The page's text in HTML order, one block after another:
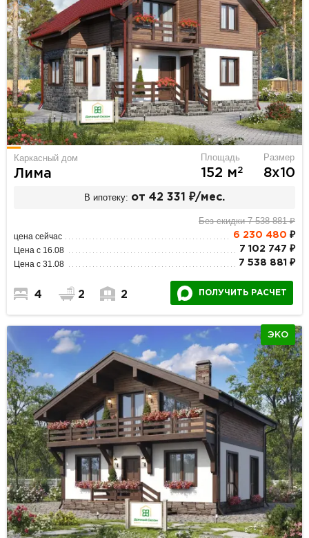
Каркасный дом
Лима
Площадь
152 м2
Размер
8х10
В ипотеку: от 42 331 ₽/мес.
Без скидки 7 538 881 ₽
цена сейчас 6 230 480 ₽
Цена с 16.08 7 102 747 ₽
Цена с 31.08 7 538 881 ₽
4 2 2 ПОЛУЧИТЬ РАСЧЕТ
ЭКО